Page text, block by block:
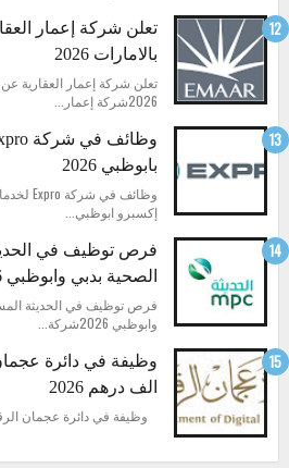
تعلن شركة إعمار
بالامارات 2026
تعلن شركة إعمار العقارية
2026شركة إعمار...
بابوظبي 2026
إكسبرو ابوظبي...
فرص توظيف في
الصحية بدبي وابوظبي 2026
فرص توظيف في الحديثة
وابوظبي 2026شركة...
الف درهم 2026
وظيفة في دائرة عجمان الرقمية